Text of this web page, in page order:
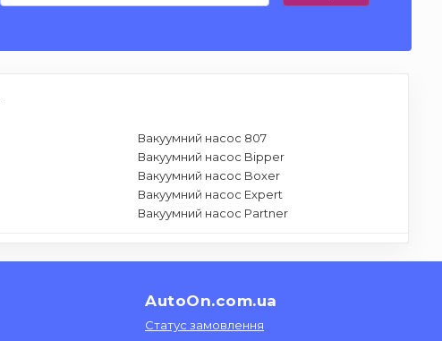
Вакуумний насос 807
Вакуумний насос Bipper
Вакуумний насос Boxer
Вакуумний насос Expert
Вакуумний насос Partner
AutoOn.com.ua
Статус замовлення